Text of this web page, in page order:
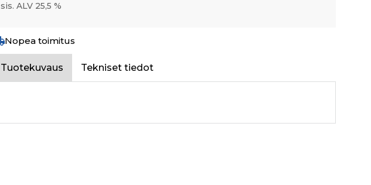
sis. ALV 25,5 %
Nopea toimitus
Tuotekuvaus Tekniset tiedot